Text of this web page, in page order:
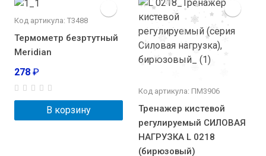
Код артикула: Т3488
Термометр безртутный
Meridian
278 ₽
В корзину
Код артикула: ПМ3906
Тренажер кистевой
регулируемый СИЛОВАЯ
НАГРУЗКА L 0218
(бирюзовый)